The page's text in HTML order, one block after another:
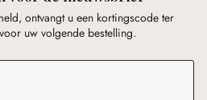
ontvangt u een kortingscode ter
uw volgende bestelling.